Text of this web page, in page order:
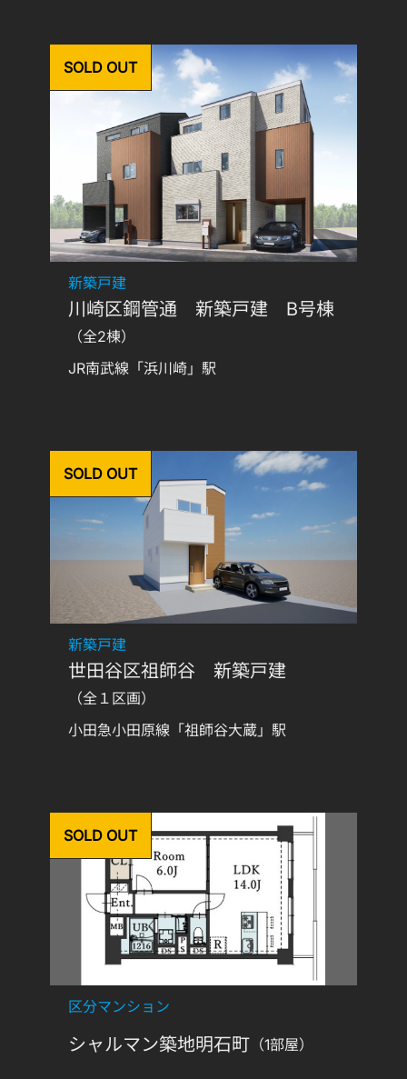
SOLD OUT
新築戸建
川崎区鋼管通 新築戸建 B号棟
（全2棟）
JR南武線「浜川崎」駅
SOLD OUT
新築戸建
世田谷区祖師谷 新築戸建
（全１区画）
小田急小田原線「祖師谷大蔵」駅
SOLD OUT
区分マンション
シャルマン築地明石町 （1部屋）